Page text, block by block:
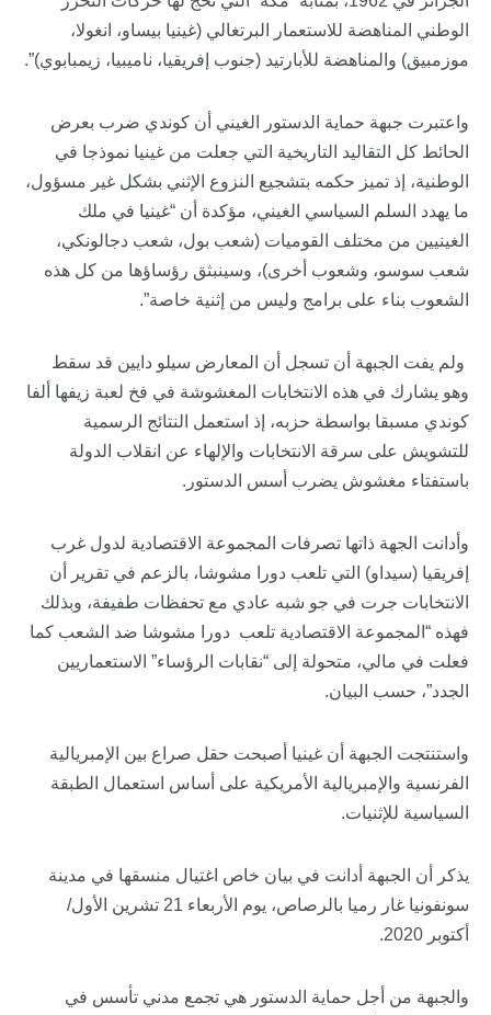
الوطني المناهضة للاستعمار البرتغالي (غينيا بيساو، انغولا،
موزمبيق) والمناهضة للأبارتيد (جنوب إفريقيا، ناميبيا، زيمبابوي)”.
واعتبرت جبهة حماية الدستور الغيني أن كوندي ضرب بعرض
الحائط كل التقاليد التاريخية التي جعلت من غينيا نموذجا في
الوطنية، إذ تميز حكمه بتشجيع النزوع الإثني بشكل غير مسؤول،
ما يهدد السلم السياسي الغيني، مؤكدة أن “غينيا في ملك
الغينيين من مختلف القوميات (شعب بول، شعب دجالونكي،
شعب سوسو، وشعوب أخرى)، وسينبثق رؤساؤها من كل هذه
الشعوب بناء على برامج وليس من إثنية خاصة”.
ولم يفت الجبهة أن تسجل أن المعارض سيلو دايين قد سقط
وهو يشارك في هذه الانتخابات المغشوشة في فخ لعبة زيفها ألفا
كوندي مسبقا بواسطة حزبه، إذ استعمل النتائج الرسمية
للتشويش على سرقة الانتخابات والإلهاء عن انقلاب الدولة
باستفتاء مغشوش يضرب أسس الدستور.
وأدانت الجهة ذاتها تصرفات المجموعة الاقتصادية لدول غرب
إفريقيا (سيداو) التي تلعب دورا مشوشا، بالزعم في تقرير أن
الانتخابات جرت في جو شبه عادي مع تحفظات طفيفة، وبذلك
فهذه “المجموعة الاقتصادية تلعب دورا مشوشا ضد الشعب كما
فعلت في مالي، متحولة إلى “نقابات الرؤساء” الاستعماريين
الجدد”، حسب البيان.
واستنتجت الجبهة أن غينيا أصبحت حقل صراع بين الإمبريالية
الفرنسية والإمبريالية الأمريكية على أساس استعمال الطبقة
السياسية للإثنيات.
يذكر أن الجبهة أدانت في بيان خاص اغتيال منسقها في مدينة
سونفونيا غار رميا بالرصاص، يوم الأربعاء 21 تشرين الأول/
أكتوبر 2020.
والجبهة من أجل حماية الدستور هي تجمع مدني تأسس في